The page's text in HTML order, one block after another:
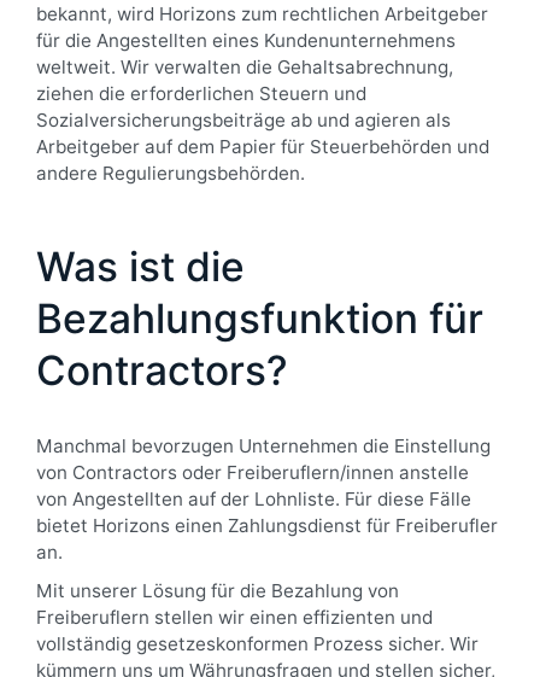
bekannt, wird Horizons zum rechtlichen Arbeitgeber
für die Angestellten eines Kundenunternehmens
weltweit. Wir verwalten die Gehaltsabrechnung,
ziehen die erforderlichen Steuern und
Sozialversicherungsbeiträge ab und agieren als
Arbeitgeber auf dem Papier für Steuerbehörden und
andere Regulierungsbehörden.
Was ist die
Bezahlungsfunktion für
Contractors?
Manchmal bevorzugen Unternehmen die Einstellung
von Contractors oder Freiberuflern/innen anstelle
von Angestellten auf der Lohnliste. Für diese Fälle
bietet Horizons einen Zahlungsdienst für Freiberufler
an.
Mit unserer Lösung für die Bezahlung von
Freiberuflern stellen wir einen effizienten und
vollständig gesetzeskonformen Prozess sicher. Wir
kümmern uns um Währungsfragen und stellen sicher,